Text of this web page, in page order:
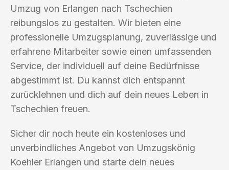
Umzug von Erlangen nach Tschechien
reibungslos zu gestalten. Wir bieten eine
professionelle Umzugsplanung, zuverlässige und
erfahrene Mitarbeiter sowie einen umfassenden
Service, der individuell auf deine Bedürfnisse
abgestimmt ist. Du kannst dich entspannt
zurücklehnen und dich auf dein neues Leben in
Tschechien freuen.
Sicher dir noch heute ein kostenloses und
unverbindliches Angebot von Umzugskönig
Koehler Erlangen und starte dein neues